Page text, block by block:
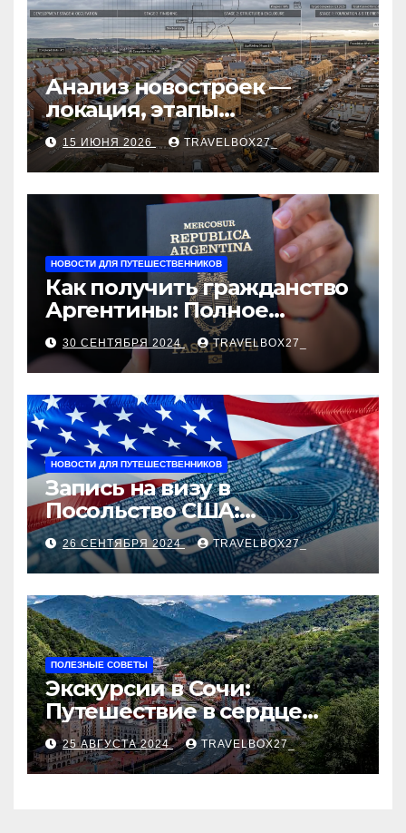
Анализ новостроек —
локация, этапы
строительства, проверка
застройщика, сценарии
оформления сделки и
рыночные ориентиры
15 ИЮНЯ 2026 TRAVELBOX27_
НОВОСТИ ДЛЯ ПУТЕШЕСТВЕННИКОВ
Как получить гражданство
Аргентины: Полное
руководство
30 СЕНТЯБРЯ 2024 TRAVELBOX27_
НОВОСТИ ДЛЯ ПУТЕШЕСТВЕННИКОВ
Запись на визу в
Посольство США:
Пошаговое руководство
26 СЕНТЯБРЯ 2024 TRAVELBOX27_
ПОЛЕЗНЫЕ СОВЕТЫ
Экскурсии в Сочи:
Путешествие в сердце
Черноморского курорта
25 АВГУСТА 2024 TRAVELBOX27_